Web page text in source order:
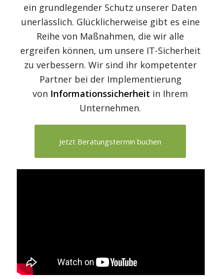
ein grundlegender Schutz unserer Daten
unerlässlich. Glücklicherweise gibt es eine
Reihe von Maßnahmen, die wir alle
ergreifen können, um unsere IT-Sicherheit
zu verbessern. Wir sind ihr kompetenter
Partner bei der Implementierung
von Informationssicherheit in Ihrem
Unternehmen.
Jetzt Beratungstermin buchen